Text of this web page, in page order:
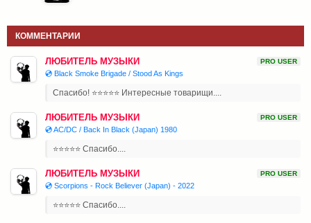
КОММЕНТАРИИ
ЛЮБИТЕЛЬ МУЗЫКИ PRO USER
💿 Black Smoke Brigade / Stood As Kings
Спасибо! ⭐⭐⭐⭐⭐ Интересные товарищи....
ЛЮБИТЕЛЬ МУЗЫКИ PRO USER
💿 AC/DC / Back In Black (Japan) 1980
⭐⭐⭐⭐⭐ Спасибо....
ЛЮБИТЕЛЬ МУЗЫКИ PRO USER
💿 Scorpions - Rock Believer (Japan) - 2022
⭐⭐⭐⭐⭐ Спасибо....